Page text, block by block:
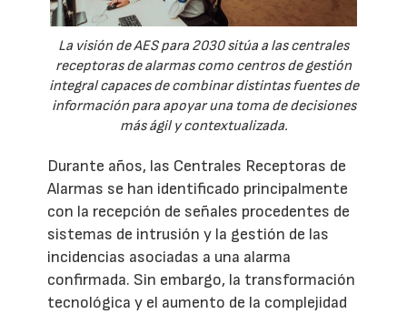
La visión de AES para 2030 sitúa a las centrales
receptoras de alarmas como centros de gestión
integral capaces de combinar distintas fuentes de
información para apoyar una toma de decisiones
más ágil y contextualizada.
Durante años, las Centrales Receptoras de
Alarmas se han identificado principalmente
con la recepción de señales procedentes de
sistemas de intrusión y la gestión de las
incidencias asociadas a una alarma
confirmada. Sin embargo, la transformación
tecnológica y el aumento de la complejidad